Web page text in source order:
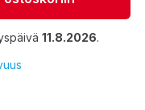
11.8.2026.